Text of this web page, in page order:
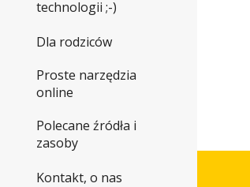
technologii ;-)
Dla rodziców
Proste narzędzia
online
Polecane źródła i
zasoby
Kontakt, o nas